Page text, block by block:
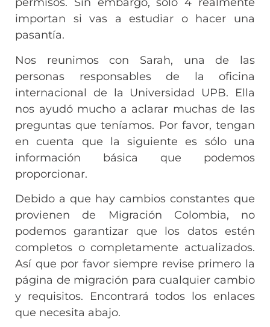
importan si vas a estudiar o hacer una
pasantía.
Nos reunimos con Sarah, una de las
personas responsables de la oficina
internacional de la Universidad UPB. Ella
nos ayudó mucho a aclarar muchas de las
preguntas que teníamos. Por favor, tengan
en cuenta que la siguiente es sólo una
información básica que podemos
proporcionar.
Debido a que hay cambios constantes que
provienen de Migración Colombia, no
podemos garantizar que los datos estén
completos o completamente actualizados.
Así que por favor siempre revise primero la
página de migración para cualquier cambio
y requisitos. Encontrará todos los enlaces
que necesita abajo.